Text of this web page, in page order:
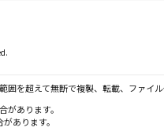
を超えて無断で複製、転載、ファイル
があります。
あります。